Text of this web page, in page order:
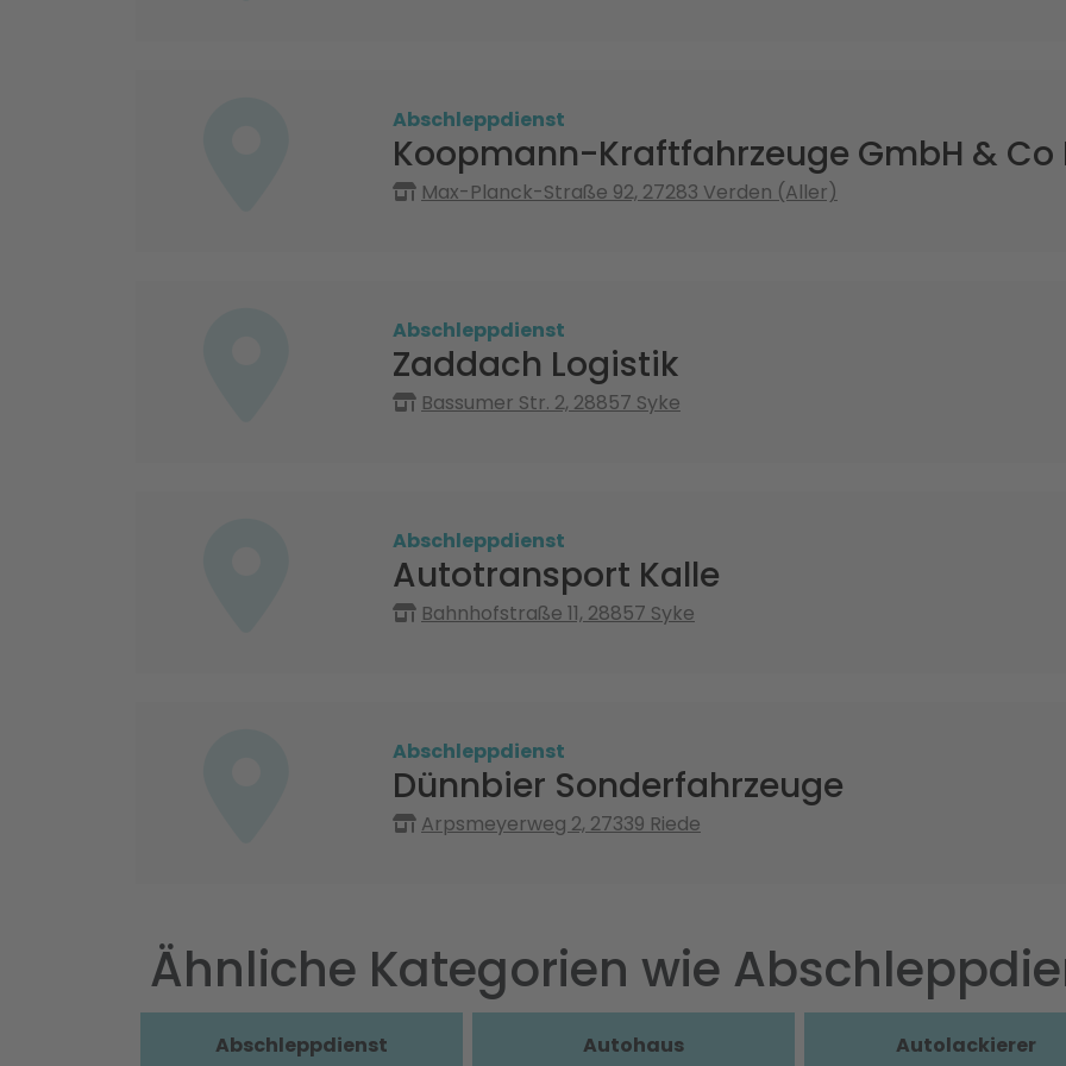
Abschleppdienst
Koopmann-Kraftfahrzeuge GmbH & Co
Max-Planck-Straße 92, 27283 Verden (Aller)
Abschleppdienst
Zaddach Logistik
Bassumer Str. 2, 28857 Syke
Abschleppdienst
Autotransport Kalle
Bahnhofstraße 11, 28857 Syke
Abschleppdienst
Dünnbier Sonderfahrzeuge
Arpsmeyerweg 2, 27339 Riede
Ähnliche Kategorien wie
Abschleppdienst Autohaus Autolackierer